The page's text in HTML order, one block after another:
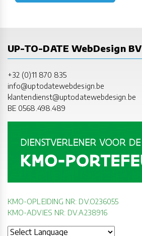
UP-TO-DATE WebDesign BV
+32 (0)11 870 835
info@uptodatewebdesign.be
klantendienst@uptodatewebdesign.be
BE 0568.498.489
KMO-OPLEIDING NR: DV.O236055
KMO-ADVIES NR: DV.A238916